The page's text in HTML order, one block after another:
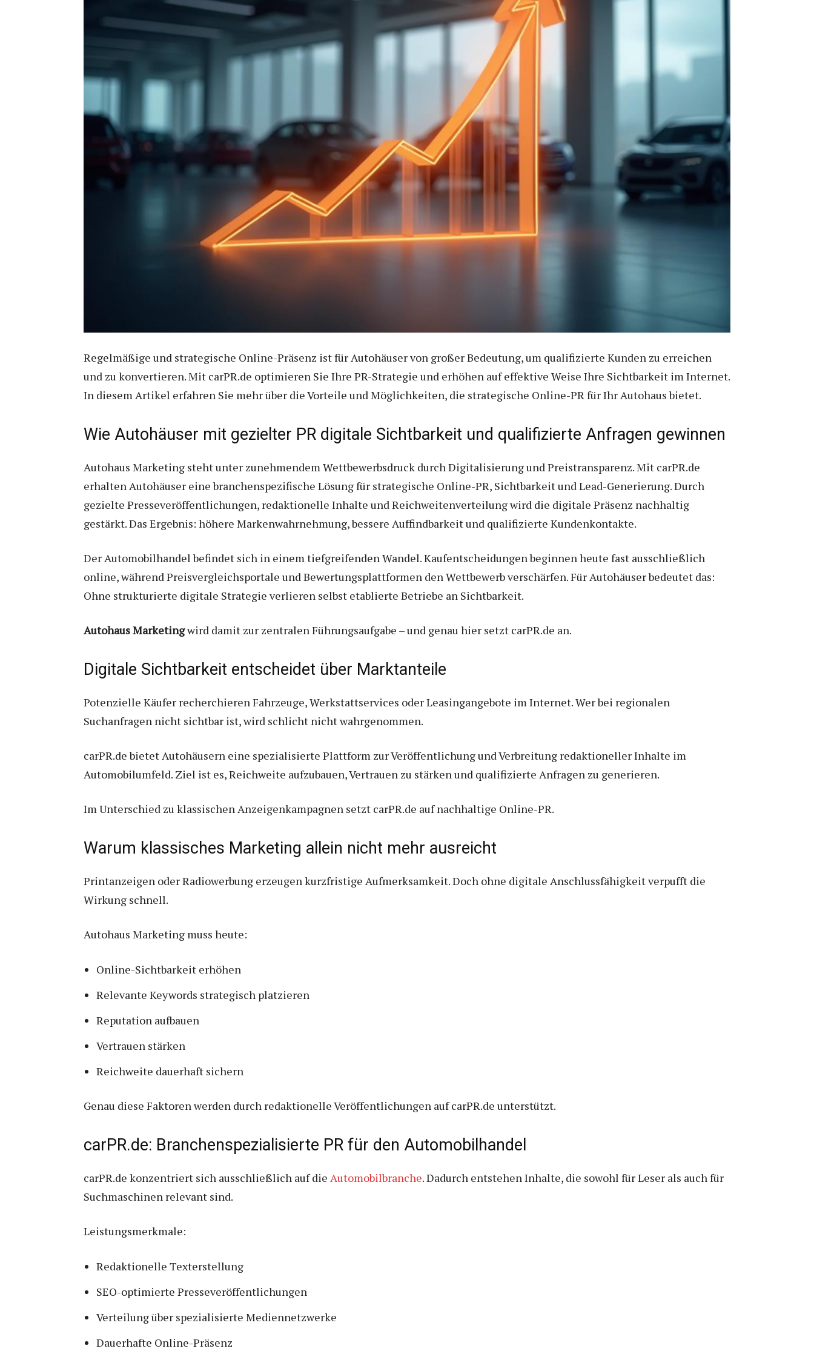
Regelmäßige und strategische Online-Präsenz ist für Autohäuser von großer Bedeutung, um qualifizierte Kunden zu erreichen
und zu konvertieren. Mit carPR.de optimieren Sie Ihre PR-Strategie und erhöhen auf effektive Weise Ihre Sichtbarkeit im Internet.
In diesem Artikel erfahren Sie mehr über die Vorteile und Möglichkeiten, die strategische Online-PR für Ihr Autohaus bietet.
Wie Autohäuser mit gezielter PR digitale Sichtbarkeit und qualifizierte Anfragen gewinnen
Autohaus Marketing steht unter zunehmendem Wettbewerbsdruck durch Digitalisierung und Preistransparenz. Mit carPR.de
erhalten Autohäuser eine branchenspezifische Lösung für strategische Online-PR, Sichtbarkeit und Lead-Generierung. Durch
gezielte Presseveröffentlichungen, redaktionelle Inhalte und Reichweitenverteilung wird die digitale Präsenz nachhaltig
gestärkt. Das Ergebnis: höhere Markenwahrnehmung, bessere Auffindbarkeit und qualifizierte Kundenkontakte.
Der Automobilhandel befindet sich in einem tiefgreifenden Wandel. Kaufentscheidungen beginnen heute fast ausschließlich
online, während Preisvergleichsportale und Bewertungsplattformen den Wettbewerb verschärfen. Für Autohäuser bedeutet das:
Ohne strukturierte digitale Strategie verlieren selbst etablierte Betriebe an Sichtbarkeit.
Autohaus Marketingwird damit zur zentralen Führungsaufgabe – und genau hier setzt carPR.de an.
Digitale Sichtbarkeit entscheidet über Marktanteile
Potenzielle Käufer recherchieren Fahrzeuge, Werkstattservices oder Leasingangebote im Internet. Wer bei regionalen
Suchanfragen nicht sichtbar ist, wird schlicht nicht wahrgenommen.
carPR.de bietet Autohäusern eine spezialisierte Plattform zur Veröffentlichung und Verbreitung redaktioneller Inhalte im
Automobilumfeld. Ziel ist es, Reichweite aufzubauen, Vertrauen zu stärken und qualifizierte Anfragen zu generieren.
Im Unterschied zu klassischen Anzeigenkampagnen setzt carPR.de auf nachhaltige Online-PR.
Warum klassisches Marketing allein nicht mehr ausreicht
Printanzeigen oder Radiowerbung erzeugen kurzfristige Aufmerksamkeit. Doch ohne digitale Anschlussfähigkeit verpufft die
Wirkung schnell.
Autohaus Marketing muss heute:
Online-Sichtbarkeit erhöhen
Relevante Keywords strategisch platzieren
Reputation aufbauen
Vertrauen stärken
Reichweite dauerhaft sichern
Genau diese Faktoren werden durch redaktionelle Veröffentlichungen auf carPR.de unterstützt.
carPR.de: Branchenspezialisierte PR für den Automobilhandel
carPR.de konzentriert sich ausschließlich auf die Automobilbranche. Dadurch entstehen Inhalte, die sowohl für Leser als auch für
Suchmaschinen relevant sind.
Leistungsmerkmale:
Redaktionelle Texterstellung
SEO-optimierte Presseveröffentlichungen
Verteilung über spezialisierte Mediennetzwerke
Dauerhafte Online-Präsenz